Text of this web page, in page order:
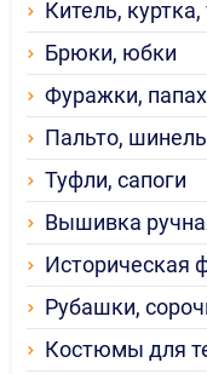
Китель,
Брюки, юбки
Фуражки,
Пальто, шинель
Туфли, сапоги
Вышивка
Историческая
Рубашки,
Костюмы для